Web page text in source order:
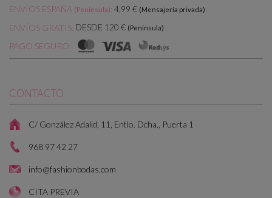
ENVÍOS ESPAÑA (Península): 4,99 € (Mensajería privada)
ENVÍOS GRATIS: DESDE 120 € (Península)
PAGO SEGURO:
CONTACTO
C/ González Adalid, 11, Entlo. Dcha., Puerta 1
968 97 42 27
info@fashionbodas.com
CITA PREVIA